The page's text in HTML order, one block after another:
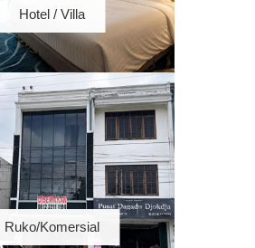
Hotel / Villa
Ruko/Komersial